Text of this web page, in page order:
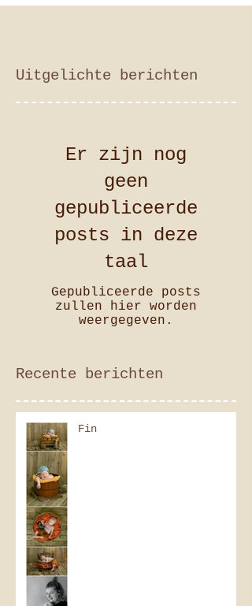
Uitgelichte berichten
Er zijn nog
geen
gepubliceerde
posts in deze
taal
Gepubliceerde posts
zullen hier worden
weergegeven.
Recente berichten
Fin